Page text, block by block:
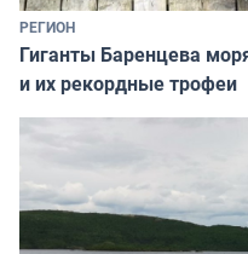
РЕГИОН
Гиганты Баренцева
и их рекордные трофеи